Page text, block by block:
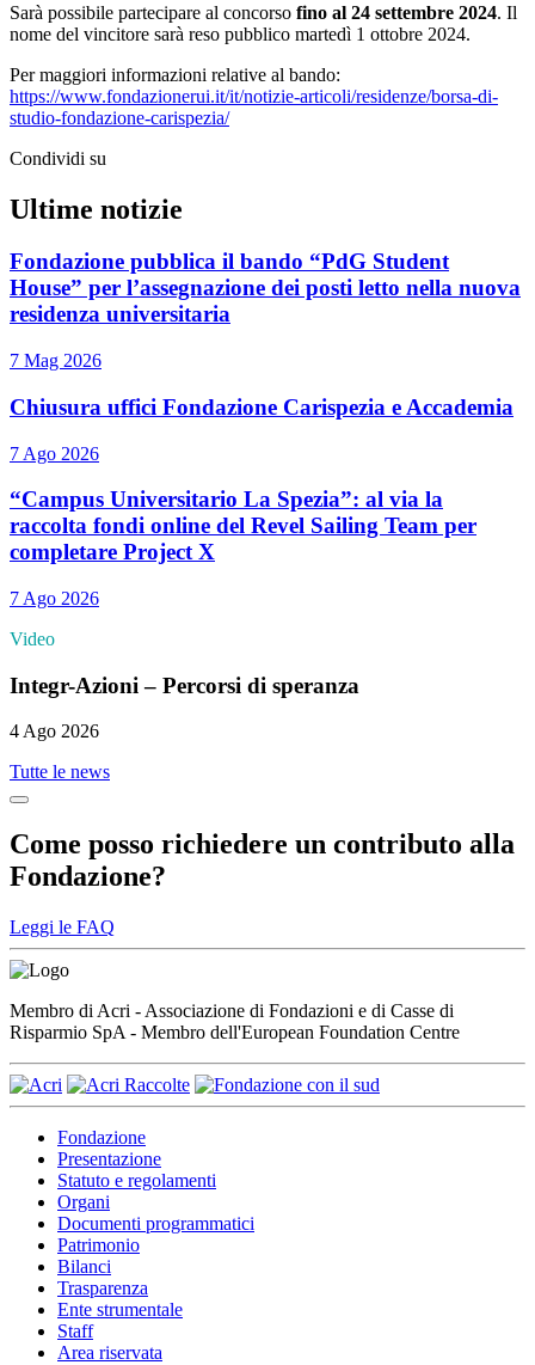
Sarà possibile partecipare al concorso fino al 24 settembre 2024. Il
nome del vincitore sarà reso pubblico martedì 1 ottobre 2024.
Per maggiori informazioni relative al bando:
https://www.fondazionerui.it/it/notizie-articoli/residenze/borsa-di-
studio-fondazione-carispezia/
Condividi su
Ultime notizie
Fondazione pubblica il bando “PdG Student
House” per l’assegnazione dei posti letto nella nuova
residenza universitaria
7 Mag 2026
Chiusura uffici Fondazione Carispezia e Accademia
7 Ago 2026
“Campus Universitario La Spezia”: al via la
raccolta fondi online del Revel Sailing Team per
completare Project X
7 Ago 2026
Video
Integr-Azioni – Percorsi di speranza
4 Ago 2026
Tutte le news
Come posso richiedere un contributo alla
Fondazione?
Leggi le FAQ
Membro di Acri - Associazione di Fondazioni e di Casse di
Risparmio SpA - Membro dell'European Foundation Centre
Fondazione
Presentazione
Statuto e regolamenti
Organi
Documenti programmatici
Patrimonio
Bilanci
Trasparenza
Ente strumentale
Staff
Area riservata